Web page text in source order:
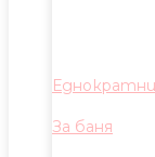
За баня